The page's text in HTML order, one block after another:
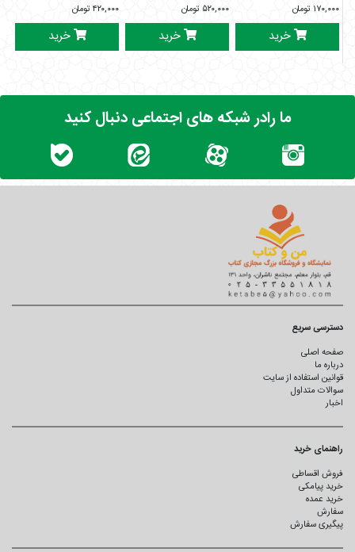
۱۷۰,۰۰۰ تومان
خرید
۵۲۰,۰۰۰ تومان
خرید
۴۲۰,۰۰۰ تومان
خرید
ما رادر شبکه های اجتماعی دنبال کنید
دسترسی سریع
صفحه اصلی
درباره ما
قوانین استفاده از سایت
سوالات متداول
اخبار
راهنمای خرید
فروش اقساطی
خرید پیامکی
خرید عمده
سفارش
پیگیری سفارش